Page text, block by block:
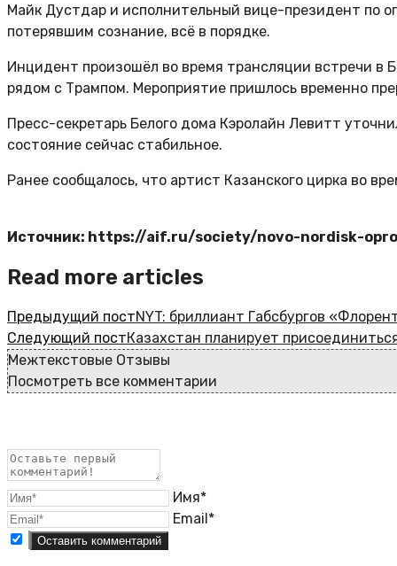
Майк Дустдар и исполнительный вице-президент по
потерявшим сознание, всё в порядке.
Инцидент произошёл во время трансляции встречи в
рядом с Трампом. Мероприятие пришлось временно
Пресс-секретарь Белого дома Кэролайн Левитт
состояние сейчас стабильное.
Ранее сообщалось, что артист Казанского цирка во
Источник: https://aif.ru/society/novo-nordisk-
Read more articles
Предыдущий постNYT: бриллиант Габсбургов
Следующий постКазахстан планирует
Межтекстовые Отзывы
Посмотреть все комментарии
Имя*
Email*